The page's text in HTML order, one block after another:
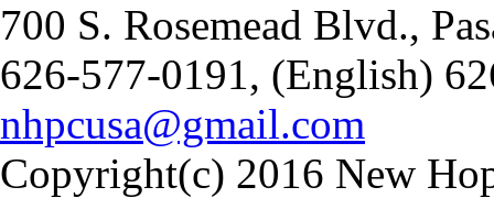
700 S. Rosemead Blvd.,
626-577-0191, (English)
nhpcusa@gmail.com
Copyright(c) 2016 New